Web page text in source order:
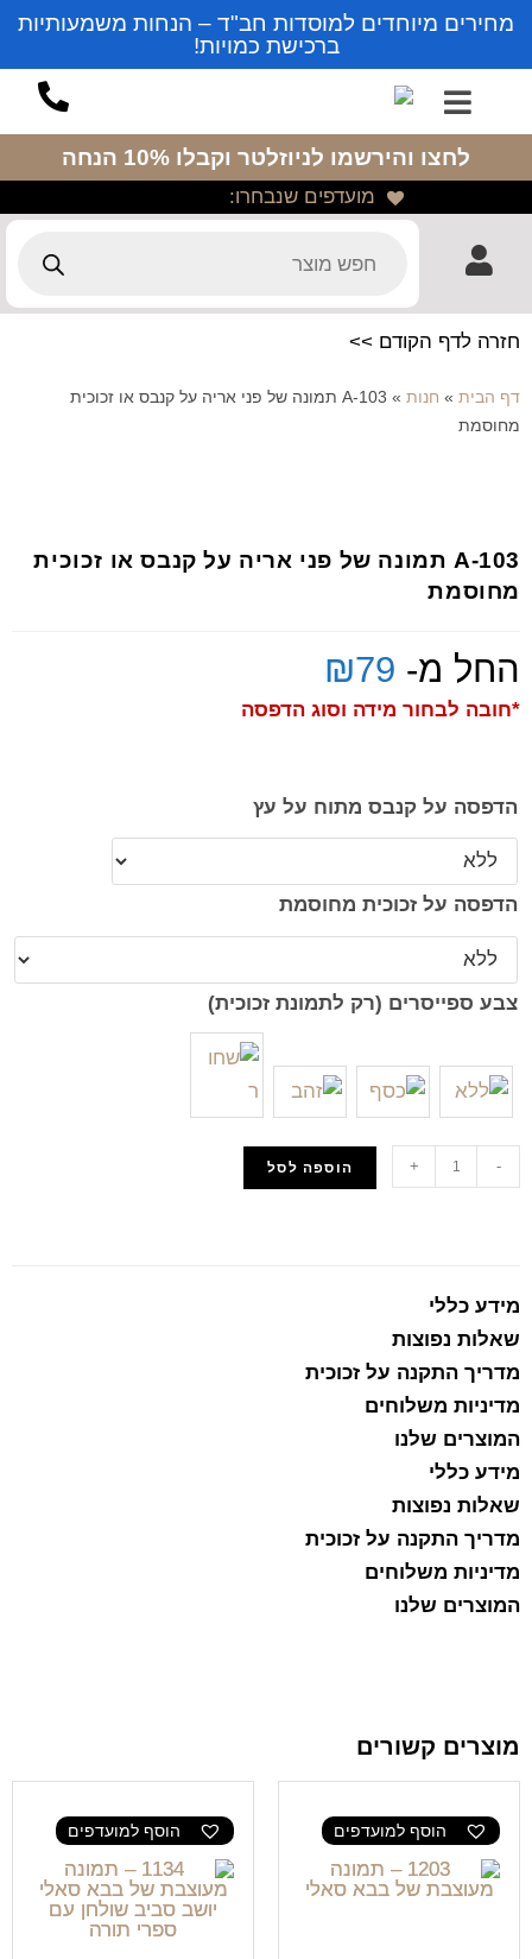
מחירים מיוחדים למוסדות חב"ד – הנחות משמעותיות
ברכישת כמויות!
לחצו והירשמו לניוזלטר וקבלו 10% הנחה
מועדפים שנבחרו:
חזרה לדף הקודם >>
דף הבית » חנות »
A-103 תמונה של פני אריה על קנבס או זכוכית
מחוסמת
A-103 תמונה של פני אריה על קנבס או זכוכית
מחוסמת
החל מ- ₪79
*חובה לבחור מידה וסוג הדפסה
הדפסה על קנבס מתוח על עץ
הדפסה על זכוכית מחוסמת
צבע ספייסרים (רק לתמונת זכוכית)
-
+ הוספה לסל
מידע כללי
שאלות נפוצות
מדריך התקנה על זכוכית
מדיניות משלוחים
המוצרים שלנו
מידע כללי
שאלות נפוצות
מדריך התקנה על זכוכית
מדיניות משלוחים
המוצרים שלנו
מוצרים קשורים
הוסף למועדפים הוסף למועדפים